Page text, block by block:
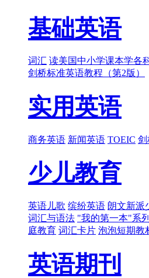
基础英语
词汇 读美国中小学课本学各
剑桥标准英语教程（第2版）
实用英语
商务英语 新闻英语 TOEIC 剑
少儿教育
英语儿歌 缤纷英语 朗文新派
词汇与语法 "我的第一本"系列
庭教育 词汇卡片 泡泡短期教
英语期刊